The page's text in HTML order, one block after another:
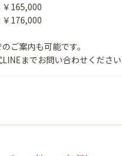
ご案内も可能です。
までお問い合わせください